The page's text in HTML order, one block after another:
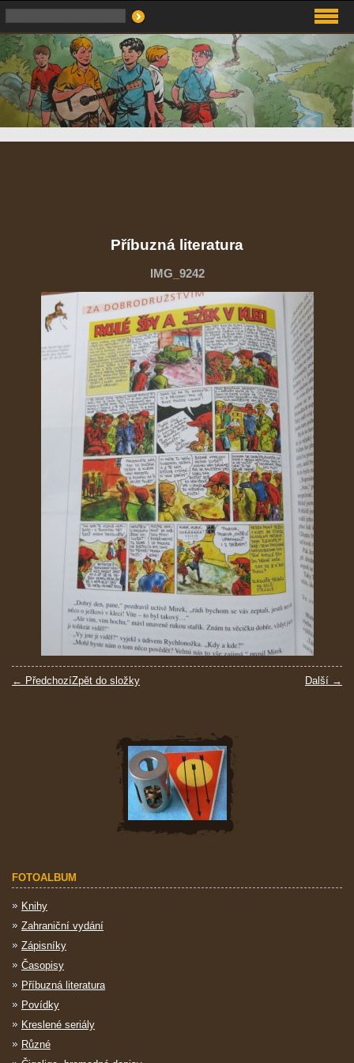
Příbuzná literatura
IMG_9242
← Předchozí Další →
Zpět do složky
FOTOALBUM
Knihy
Zahraniční vydání
Zápisníky
Časopisy
Příbuzná literatura
Povídky
Kreslené seriály
Různé